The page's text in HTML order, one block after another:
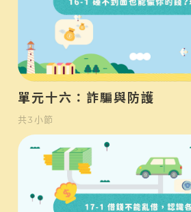
單元十六：詐騙與防護
共3 小節